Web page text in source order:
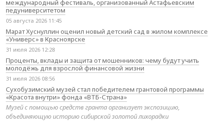
международный фестиваль, организованный Астафьевским
педуниверситетом
05 августа 2026 11:45
Марат Хуснуллин оценил новый детский сад в жилом комплексе
«Универс» в Красноярске
31 июля 2026 12:28
Проценты, вклады и защита от мошенников: чему будут учить
молодёжь для взрослой финансовой жизни
31 июля 2026 08:56
Сухобузимский музей стал победителем грантовой программы
«Красота внутри» фонда «ВТБ-Страна»
Музей с помощью средств гранта организует экспозицию,
объединяющую историю сибирской золотой лихорадки